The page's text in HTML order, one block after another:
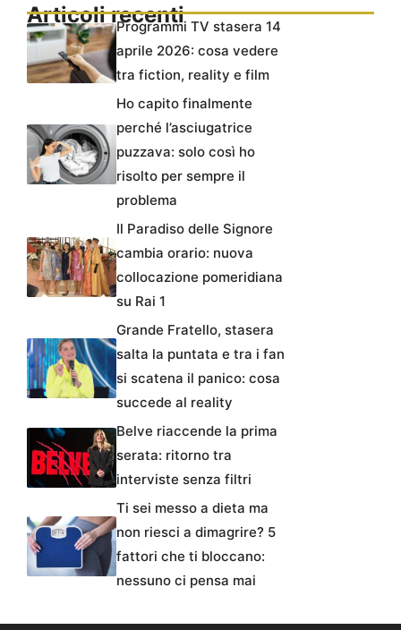
Articoli recentiProgrammi TV stasera 14
aprile 2026: cosa vedere
tra fiction, reality e film
Ho capito finalmente
perché l’asciugatrice
puzzava: solo così ho
risolto per sempre il
problema
Il Paradiso delle Signore
cambia orario: nuova
collocazione pomeridiana
su Rai 1
Grande Fratello, stasera
salta la puntata e tra i fan
si scatena il panico: cosa
succede al reality
Belve riaccende la prima
serata: ritorno tra
interviste senza filtri
Ti sei messo a dieta ma
non riesci a dimagrire? 5
fattori che ti bloccano:
nessuno ci pensa mai